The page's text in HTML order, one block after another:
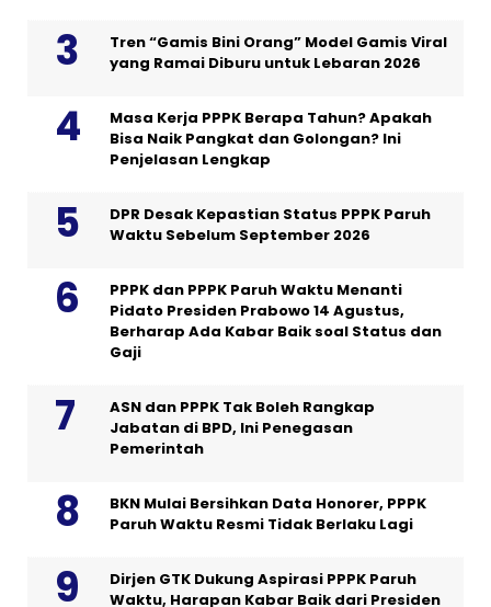
Tren “Gamis Bini Orang” Model Gamis Viral
yang Ramai Diburu untuk Lebaran 2026
Masa Kerja PPPK Berapa Tahun? Apakah
Bisa Naik Pangkat dan Golongan? Ini
Penjelasan Lengkap
DPR Desak Kepastian Status PPPK Paruh
Waktu Sebelum September 2026
PPPK dan PPPK Paruh Waktu Menanti
Pidato Presiden Prabowo 14 Agustus,
Berharap Ada Kabar Baik soal Status dan
Gaji
ASN dan PPPK Tak Boleh Rangkap
Jabatan di BPD, Ini Penegasan
Pemerintah
BKN Mulai Bersihkan Data Honorer, PPPK
Paruh Waktu Resmi Tidak Berlaku Lagi
Dirjen GTK Dukung Aspirasi PPPK Paruh
Waktu, Harapan Kabar Baik dari Presiden